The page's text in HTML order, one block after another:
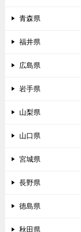
青森県
福井県
広島県
岩手県
山梨県
山口県
宮城県
長野県
徳島県
秋田県